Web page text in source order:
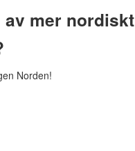
mer nordiskt
Norden!